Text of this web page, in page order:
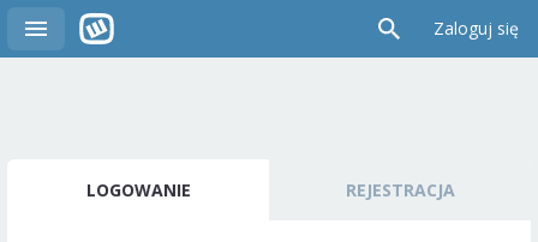
Zaloguj się
LOGOWANIE REJESTRACJA